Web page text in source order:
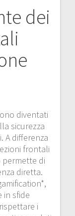
dei
diventati
sicurezza
A differenza
frontali
di
diretta.
in sfide
i